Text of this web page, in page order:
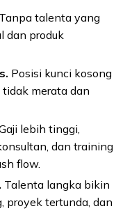
Tanpa talenta yang
dan produk
Posisi kunci kosong
merata dan
lebih tinggi,
dan training
flow.
Talenta langka bikin
proyek tertunda, dan